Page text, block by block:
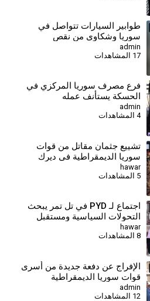
طوابير السيارات تتواصل في
سوريا وشكاوى من نقص
المخصصات
admin
فرع مصرف سوريا المركزي في
الحسكة يستأنف عمله
admin
4 المشاهدات
تشييع جثمان مقاتل من قوات
سوريا الديمقراطية في ديرك
hawar
5 المشاهدات
اجتماع لـ PYD في تل تمر يبحث
التحولات السياسية ومستقبل
الحل في سوريا
hawar
8 المشاهدات
⁣الإفراج عن دفعة جديدة من أسرى
قوات سوريا الديمقراطية
admin
12 المشاهدات